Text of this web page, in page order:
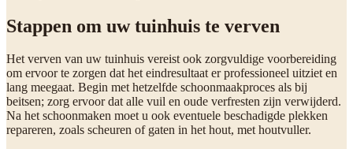
Stappen om uw tuinhuis te verven
Het verven van uw tuinhuis vereist ook zorgvuldige voorbereiding
om ervoor te zorgen dat het eindresultaat er professioneel uitziet en
lang meegaat. Begin met hetzelfde schoonmaakproces als bij
beitsen; zorg ervoor dat alle vuil en oude verfresten zijn verwijderd.
Na het schoonmaken moet u ook eventuele beschadigde plekken
repareren, zoals scheuren of gaten in het hout, met houtvuller.